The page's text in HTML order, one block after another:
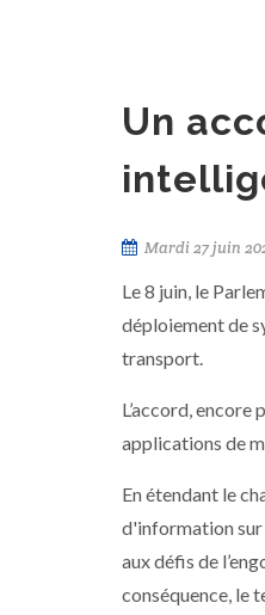
Un
Mardi 27 juin
Le 8 juin, le
déploiement de
transport.
L’accord,
applications de
En étendant le
d'information sur
aux défis de
conséquence, le